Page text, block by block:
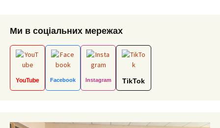
Ми в соціальних мережах
YouTube Facebook Instagram TikTok